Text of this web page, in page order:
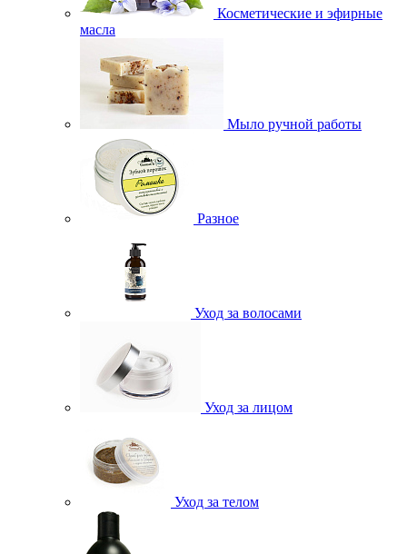
Косметические и эфирные
масла
Мыло ручной работы
Разное
Уход за волосами
Уход за лицом
Уход за телом